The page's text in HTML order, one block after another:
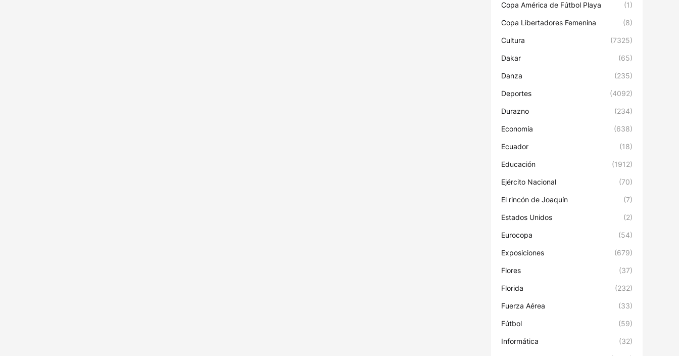
Copa América de Fútbol Playa (1)
Copa Libertadores Femenina (8)
Cultura (7325)
Dakar (65)
Danza (235)
Deportes (4092)
Durazno (234)
Economía (638)
Ecuador (18)
Educación (1912)
Ejército Nacional (70)
El rincón de Joaquín (7)
Estados Unidos (2)
Eurocopa (54)
Exposiciones (679)
Flores (37)
Florida (232)
Fuerza Aérea (33)
Fútbol (59)
Informática (32)